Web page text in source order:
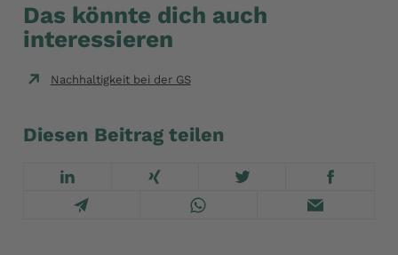
Das könnte dich auch
interessieren
Nachhaltigkeit bei der GS
Diesen Beitrag teilen